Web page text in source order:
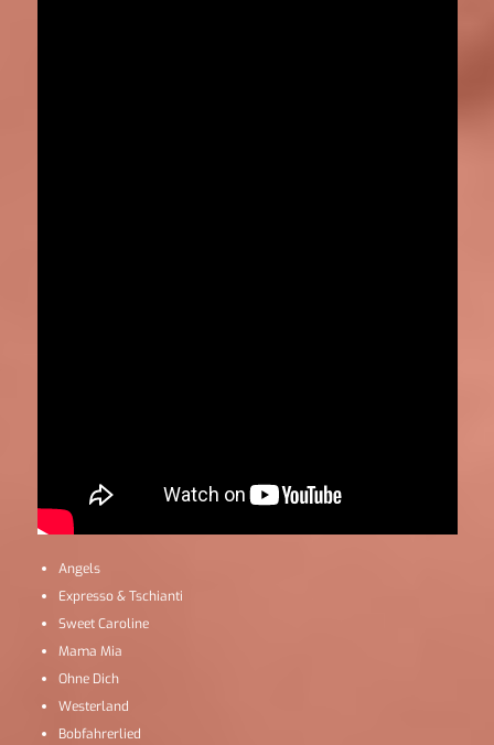
Angels
Expresso & Tschianti
Sweet Caroline
Mama Mia
Ohne Dich
Westerland
Bobfahrerlied